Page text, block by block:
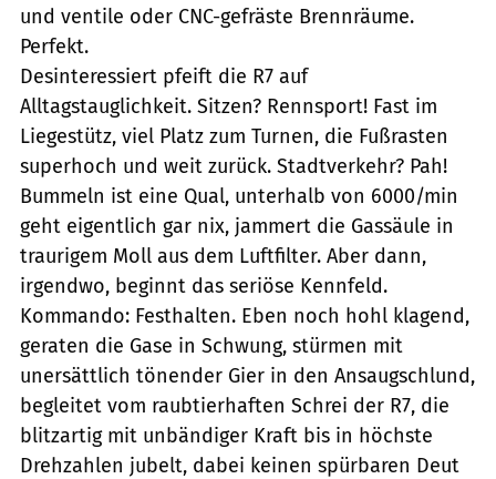
und ventile oder CNC-gefräste Brennräume.
Perfekt.
Desinteressiert pfeift die R7 auf
Alltagstauglichkeit. Sitzen? Rennsport! Fast im
Liegestütz, viel Platz zum Turnen, die Fußrasten
superhoch und weit zurück. Stadtverkehr? Pah!
Bummeln ist eine Qual, unterhalb von 6000/min
geht eigentlich gar nix, jammert die Gassäule in
traurigem Moll aus dem Luftfilter. Aber dann,
irgendwo, beginnt das seriöse Kennfeld.
Kommando: Festhalten. Eben noch hohl klagend,
geraten die Gase in Schwung, stürmen mit
unersättlich tönender Gier in den Ansaugschlund,
begleitet vom raubtierhaften Schrei der R7, die
blitzartig mit unbändiger Kraft bis in höchste
Drehzahlen jubelt, dabei keinen spürbaren Deut